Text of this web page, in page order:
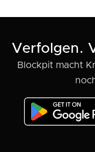
Verfolgen.
Blockpit macht